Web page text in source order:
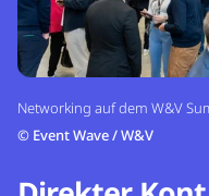
Networking auf dem W&V
© Event Wave / W&V